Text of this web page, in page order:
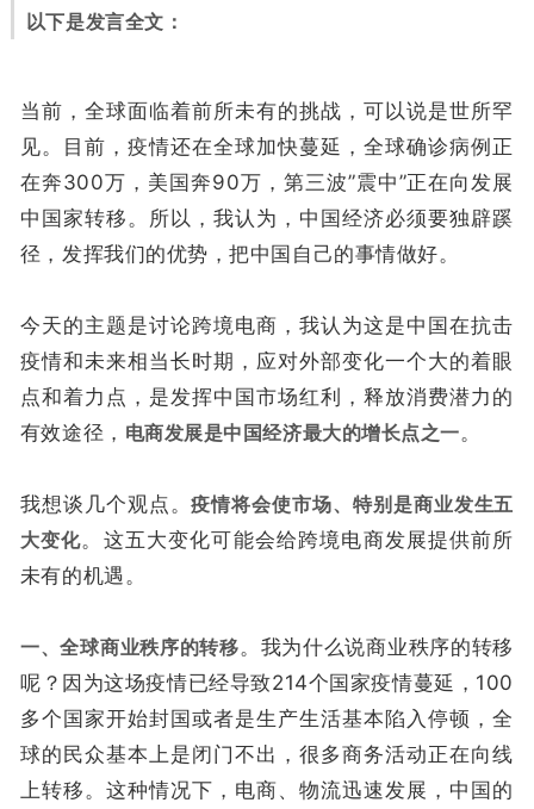
以下是发言全文：
当前，全球面临着前所未有的挑战，可以说是世所罕
见。目前，疫情还在全球加快蔓延，全球确诊病例正
在奔300万，美国奔90万，第三波”震中”正在向发展
中国家转移。所以，我认为，中国经济必须要独辟蹊
径，发挥我们的优势，把中国自己的事情做好。
今天的主题是讨论跨境电商，我认为这是中国在抗击
疫情和未来相当长时期，应对外部变化一个大的着眼
点和着力点，是发挥中国市场红利，释放消费潜力的
有效途径， 电商发展是中国经济最大的增长点之一。
我想谈几个观点。疫情将会使市场、特别是商业发生五
大变化。这五大变化可能会给跨境电商发展提供前所
未有的机遇。
一、全球商业秩序的转移。我为什么说商业秩序的转移
呢？因为这场疫情已经导致214个国家疫情蔓延，100
多个国家开始封国或者是生产生活基本陷入停顿，全
球的民众基本上是闭门不出，很多商务活动正在向线
上转移。这种情况下，电商、物流迅速发展，中国的